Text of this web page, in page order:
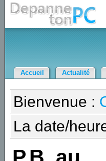
Accueil Actualité
Bienvenue :
La date/